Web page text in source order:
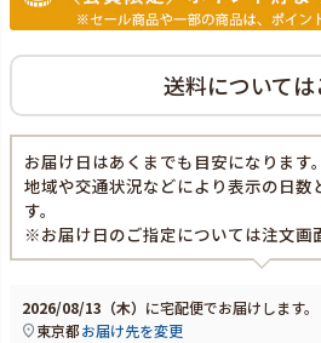
送料については
お届け日はあくまでも目安になります。
地域や交通状況などにより表示の日数
す。
※お届け日のご指定については注文画
2026/08/13（木） に宅配便でお届けします。
東京都お届け先を変更